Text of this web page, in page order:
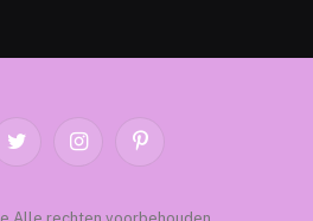
Twitter InstagramPinterest